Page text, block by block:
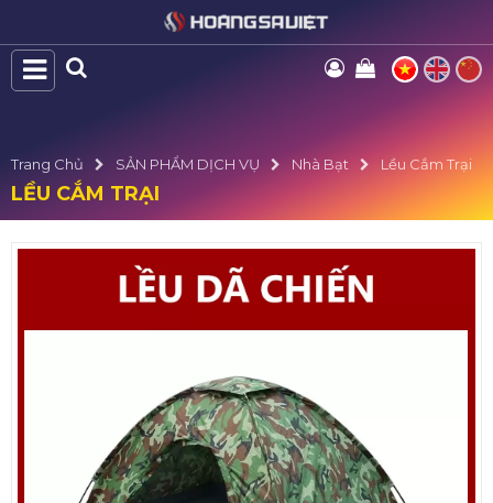
Trang Chủ SẢN PHẨM DỊCH VỤ Nhà Bạt Lều Cắm Trại
LỀU CẮM TRẠI